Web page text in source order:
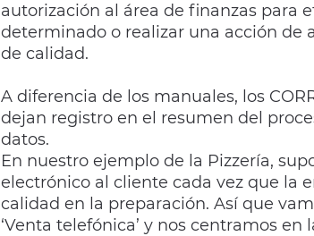
autorización al área de finanzas para
determinado o realizar una acción
de calidad.
A diferencia de los manuales, los
dejan registro en el resumen del
datos.
En nuestro ejemplo de la Pizzería,
electrónico al cliente cada vez que la
calidad en la preparación. Así que
‘Venta telefónica’ y nos centramos en